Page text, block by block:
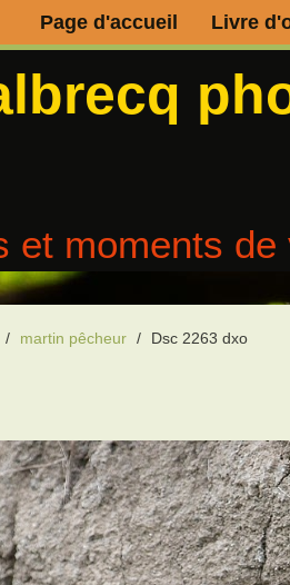
Page d'accueil Livre
et moments
/ martin pêcheur / Dsc 2263 dxo